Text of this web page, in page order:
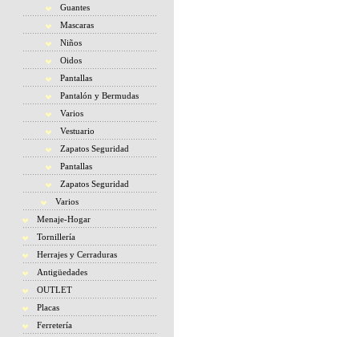
Guantes
Mascaras
Niños
Oidos
Pantallas
Pantalón y Bermudas
Varios
Vestuario
Zapatos Seguridad
Pantallas
Zapatos Seguridad
Varios
Menaje-Hogar
Tornillería
Herrajes y Cerraduras
Antigüedades
OUTLET
Placas
Ferretería